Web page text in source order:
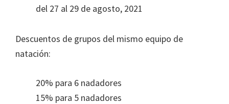
del 27 al 29 de agosto, 2021
Descuentos de grupos del mismo equipo de
natación:
20% para 6 nadadores
15% para 5 nadadores